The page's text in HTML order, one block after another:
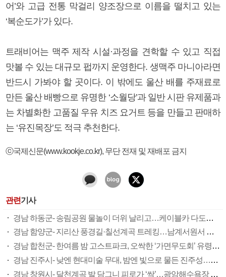
어’와 고급 전통 막걸리 양조장으로 이름을 떨치고 있는
‘복순도가’가 있다.
트래비어는 맥주 제작 시설·과정을 견학할 수 있고 직접
맛볼 수 있는 대규모 펍까지 운영한다. 생맥주 마니아라면
반드시 가봐야 할 곳이다. 이 밖에도 울산 배를 주재료로
만든 울산 배빵으로 유명한 ‘소월당’과 일반 시판 유제품과
는 차별화한 고품질 우유 치즈 요거트 등을 만들고 판매하
는 ‘유진목장’도 적극 추천한다.
ⓒ국제신문(www.kookje.co.kr), 무단 전재 및 재배포 금지
관련기사
경남 하동군- 송림공원 물놀이 더위 날리고…케이블카 다도해 한눈에 즐기고
경남 함양군- 지리산 풍경길·칠선계곡 트레킹…남계서원서 선비문화 체험도
경남 합천군- 한여름 밤 고스트파크, 오싹한 ‘가면무도회’ 유령사냥 해볼까
경남 진주시- 낮엔 현대미술 무대, 밤엔 빛으로 물든 진주성…예술 향기 가득
경남 창원시- 달천계곡 발 담그니 피로가 ‘싹’…광암해수욕장 가족 피서 성지